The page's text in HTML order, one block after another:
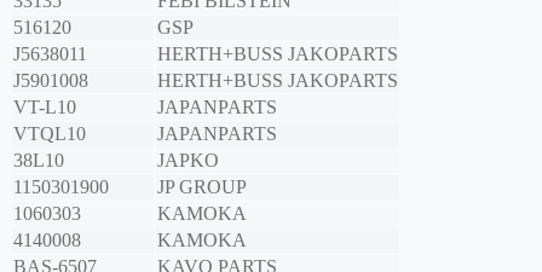
516120
GSP
J5638011
HERTH+BUSS JAKOPARTS
J5901008
HERTH+BUSS JAKOPARTS
VT-L10
JAPANPARTS
VTQL10
JAPANPARTS
38L10
JAPKO
1150301900
JP GROUP
1060303
KAMOKA
4140008
KAMOKA
BAS-6507
KAVO PARTS